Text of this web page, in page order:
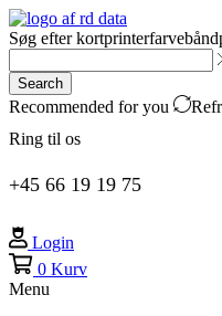
Søg efterkortprinterfarvebånd
Search
Recommended for you
Ring til os
+45 66 19 19 75
Login
0 Kurv
Menu